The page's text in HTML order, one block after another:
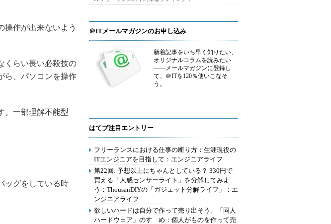
操作が出来ないよう
くらい長い必殺技の
ら、パソコンを操作
。一部理解不能型
ッグをしている時
＠ITメールマガジンのお申し込み
新着記事をいち早く知りたい、
オリジナルコラムを読みたい
――メールマガジンに登録し
て、＠ITを120％使いこなそ
う。
はてブ注目エントリー
フリーランスにおける仕事の断り方：生涯現役の
ITエンジニアを目指して：エンジニアライフ
第22回: 予想以上にちゃんとしている？ 330円で
買える「人感センサーライト」を分解してみよ
う：ThousanDIYの「ガジェット分解ライフ」：エ
ンジニアライフ
欲しいハードは自分で作って売り出そう。「同人
ハードウェア」のすゝめ：個人がものを作って売